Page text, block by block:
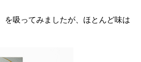
を吸ってみましたが、ほとんど味は